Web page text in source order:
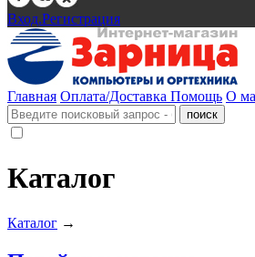
Вход.Регистрация
Главная Оплата/Доставка Помощь О
Каталог
Каталог →